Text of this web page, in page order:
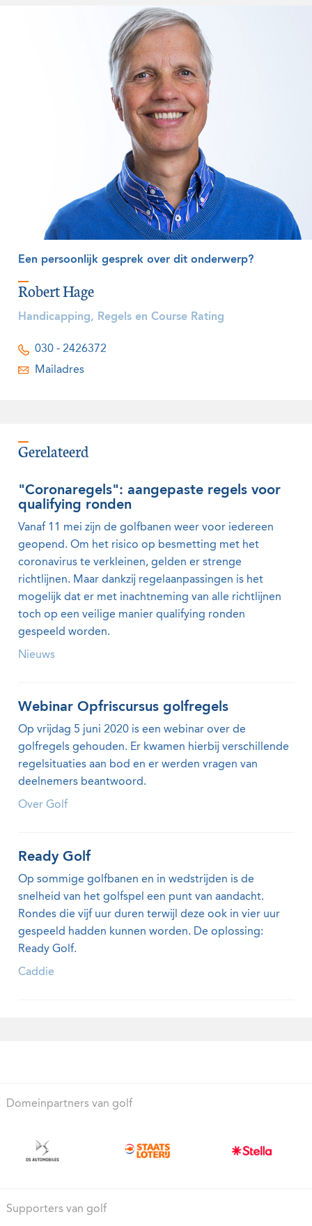
Een persoonlijk gesprek over dit onderwerp?
Robert Hage
Handicapping, Regels en Course Rating
030 - 2426372
Mailadres
Gerelateerd
"Coronaregels": aangepaste regels voor
qualifying ronden
Vanaf 11 mei zijn de golfbanen weer voor iedereen
geopend. Om het risico op besmetting met het
coronavirus te verkleinen, gelden er strenge
richtlijnen. Maar dankzij regelaanpassingen is het
mogelijk dat er met inachtneming van alle richtlijnen
toch op een veilige manier qualifying ronden
gespeeld worden.
Nieuws
Webinar Opfriscursus golfregels
Op vrijdag 5 juni 2020 is een webinar over de
golfregels gehouden. Er kwamen hierbij verschillende
regelsituaties aan bod en er werden vragen van
deelnemers beantwoord.
Over Golf
Ready Golf
Op sommige golfbanen en in wedstrijden is de
snelheid van het golfspel een punt van aandacht.
Rondes die vijf uur duren terwijl deze ook in vier uur
gespeeld hadden kunnen worden. De oplossing:
Ready Golf.
Caddie
Domeinpartners van golf
Supporters van golf